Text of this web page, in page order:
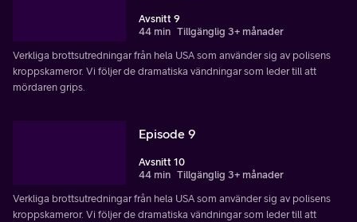
Avsnitt 9
44 min Tillgänglig 3+ månader
Verkliga brottsutredningar från hela USA som använder sig av polisens
kroppskameror. Vi följer de dramatiska vändningar som leder till att
mördaren grips.
Episode 9
Avsnitt 10
44 min Tillgänglig 3+ månader
Verkliga brottsutredningar från hela USA som använder sig av polisens
kroppskameror. Vi följer de dramatiska vändningar som leder till att